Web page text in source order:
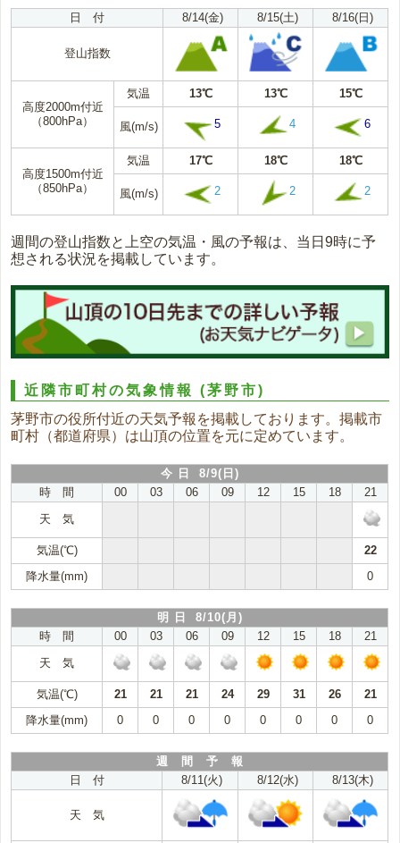
日 付 8/14(金) 8/15(土) 8/16(日)
登山指数
高度2000m付近
（800hPa）
気温 13℃ 13℃ 15℃
風(m/s) 5 4 6
高度1500m付近
（850hPa）
気温 17℃ 18℃ 18℃
風(m/s) 2 2 2
週間の登山指数と上空の気温・風の予報は、当日9時に予
想される状況を掲載しています。
近隣市町村の気象情報(茅野市)
茅野市の役所付近の天気予報を掲載しております。掲載市
町村（都道府県）は山頂の位置を元に定めています。
今 日 8/9(日)
時 間
00 03 06 09 12 15 18
21
天 気
気温(℃)
22
降水量(mm)
0
明 日 8/10(月)
時 間
00 03 06 09 12 15 18
21
天 気
気温(℃) 21 21 21 24 29 31 26
21
降水量(mm)
0 0 0 0 0 0 0 0
週 間 予 報
日 付
8/11(火) 8/12(水) 8/13(木)
天 気